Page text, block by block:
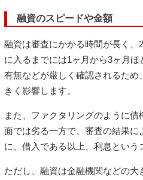
融資のスピードや金額
融資は審査にかかる時間が長く
に入るまでには1ヶ月から3ヶ月
有無などが厳しく確認されるた
きく影響します。
また、ファクタリングのように
面では劣る一方で、審査の結果
に、借入である以上、利息とい
ただし、融資は金融機関などの